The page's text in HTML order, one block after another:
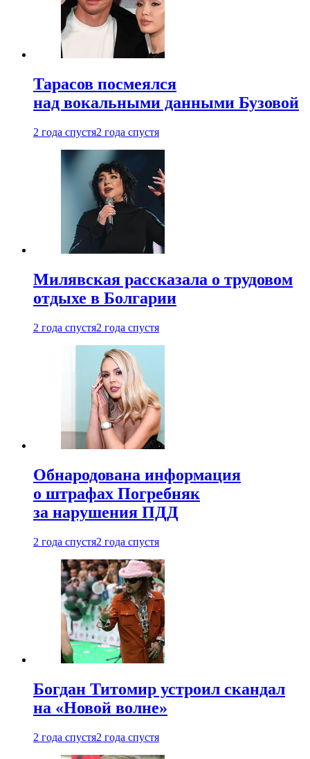
Тарасов посмеялся
над вокальными данными Бузовой
2 года спустя2 года спустя
Милявская рассказала о трудовом
отдыхе в Болгарии
2 года спустя2 года спустя
Обнародована информация
о штрафах Погребняк
за нарушения ПДД
2 года спустя2 года спустя
Богдан Титомир устроил скандал
на «Новой волне»
2 года спустя2 года спустя